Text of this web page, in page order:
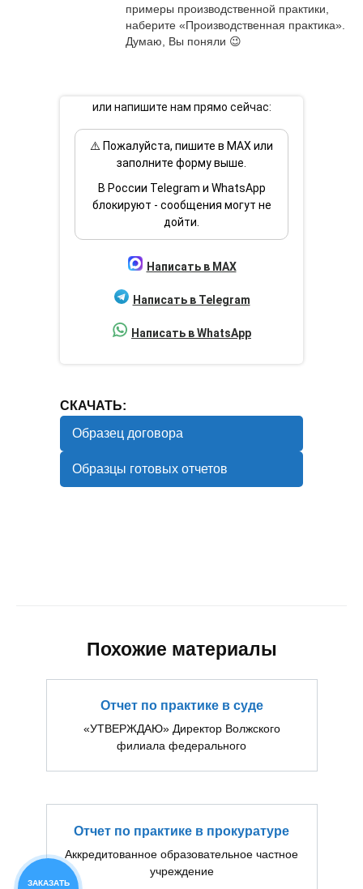
ЗАКАЗАТЬ
примеры производственной практики,
наберите «Производственная практика».
Думаю, Вы поняли 😉
или напишите нам прямо сейчас:
⚠️ Пожалуйста, пишите в MAX или
заполните форму выше.
В России Telegram и WhatsApp
блокируют - сообщения могут не
дойти.
Написать в MAX
Написать в Telegram
Написать в WhatsApp
СКАЧАТЬ:
Образец договора
Образцы готовых отчетов
Похожие материалы
Отчет по практике в суде
«УТВЕРЖДАЮ» Директор Волжского
филиала федерального
Отчет по практике в прокуратуре
Аккредитованное образовательное частное
учреждение